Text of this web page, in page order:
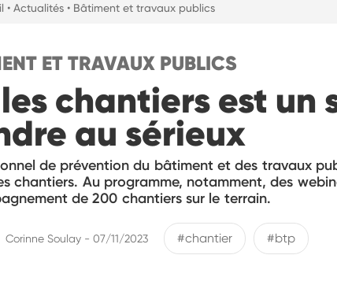
• Actualités • Bâtiment et travaux publics
ET TRAVAUX PUBLICS
chantiers est un
au sérieux
de prévention du bâtiment et des travaux
chantiers. Au programme, notamment, des
de 200 chantiers sur le terrain.
Corinne Soulay - 07/11/2023 #chantier #btp